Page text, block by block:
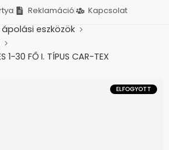
Reklamáció Kapcsolat
eszközök
1-30 FŐ I. TÍPUS CAR-TEX
ELFOGYOTT